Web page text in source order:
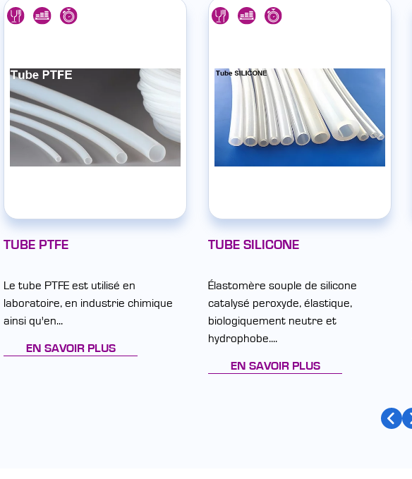
TUBE PTFE
Le tube PTFE est utilisé en
laboratoire, en industrie chimique
ainsi qu'en...
EN SAVOIR PLUS
TUBE SILICONE
Élastomère souple de silicone
catalysé peroxyde, élastique,
biologiquement neutre et
hydrophobe....
EN SAVOIR PLUS